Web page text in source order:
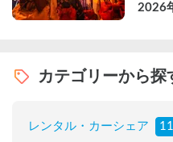
2026
カテゴリーから探
レンタル・カーシェア